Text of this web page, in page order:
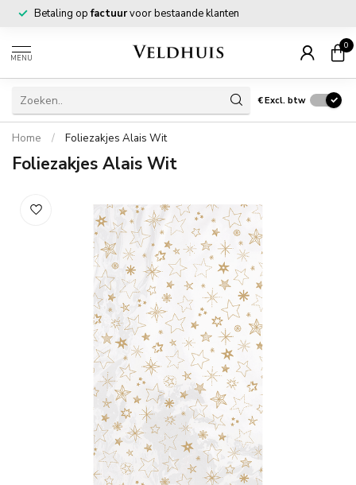
Betaling opfactuurvoor bestaande klanten
MENU
0
€Excl. btw
Home / Foliezakjes Alais Wit
Foliezakjes Alais Wit